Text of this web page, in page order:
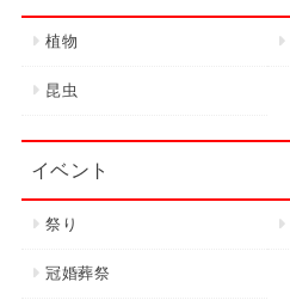
植物
昆虫
イベント
祭り
冠婚葬祭